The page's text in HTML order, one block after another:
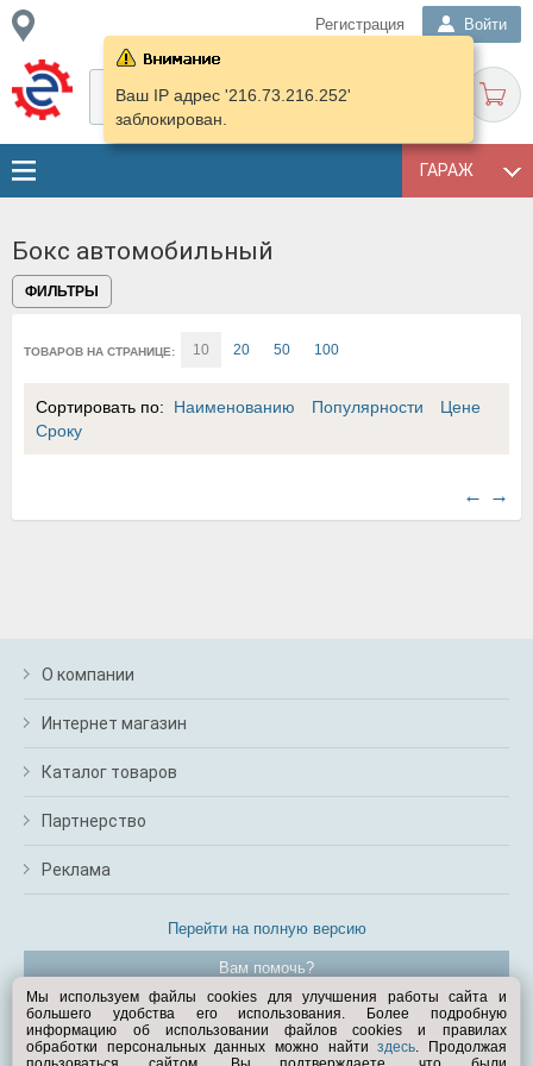
Регистрация Войти
ГАРАЖ
Ваш IP адрес '216.73.216.252'
заблокирован.
Бокс автомобильный
ФИЛЬТРЫ
ТОВАРОВ НА СТРАНИЦЕ: 10 20 50 100
Сортировать по: Наименованию Популярности
Цене
Сроку
← →
О компании
Интернет магазин
Каталог товаров
Партнерство
Реклама
Перейти на полную версию
Вам помочь?
© Exist.ru 1998—2026
Мы используем файлы cookies для улучшения работы сайта и
большего удобства его использования. Более подробную
информацию об использовании файлов cookies и правилах
обработки персональных данных можно найтиздесь. Продолжая